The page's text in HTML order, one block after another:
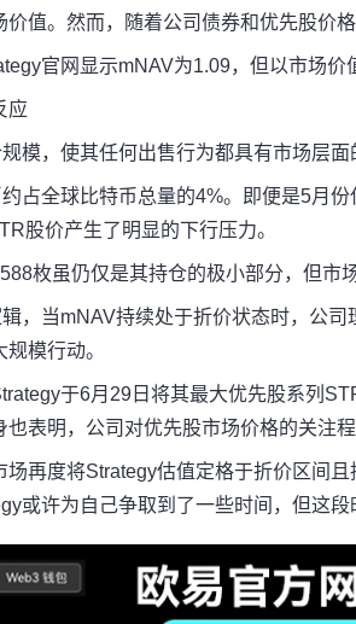
值。然而，随着公司债券和优先股价
官网显示mNAV为1.09，但以市场价
应
模，使其任何出售行为都具有市场层面
占全球比特币总量的4%。即便是5月
股价产生了明显的下行压力。
枚虽仍仅是其持仓的极小部分，但市
，当mNAV持续处于折价状态时，公
模行动。
于6月29日将其最大优先股系列
也表明，公司对优先股市场价格的关注
场再度将Strategy估值定格于折价区间
或许为自己争取到了一些时间，但这段